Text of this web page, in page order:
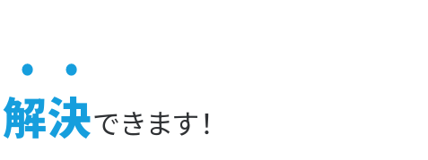
解決できます！